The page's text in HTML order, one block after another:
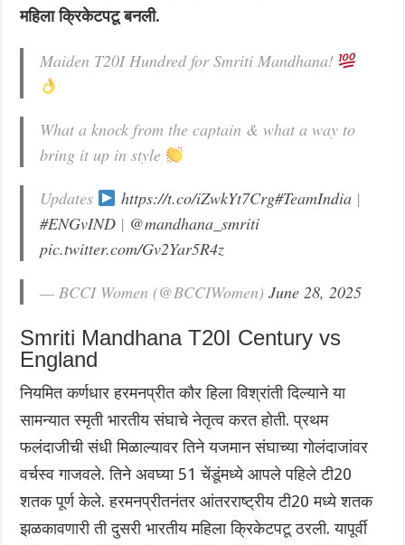
महिला क्रिकेटपटू बनली.
Maiden T20I Hundred for Smriti Mandhana!
What a knock from the captain & what a way to
bring it up in style
Updates
https://t.co/iZwkYt7Crg#TeamIndia|
#ENGvIND | @mandhana_smriti
pic.twitter.com/Gv2Yar5R4z
— BCCI Women (@BCCIWomen)June 28, 2025
Smriti Mandhana T20I Century vs
England
नियमित कर्णधार हरमनप्रीत कौर हिला विश्रांती दिल्याने या
सामन्यात स्मृती भारतीय संघाचे नेतृत्व करत होती. प्रथम
फलंदाजीची संधी मिळाल्यावर तिने यजमान संघाच्या गोलंदाजांवर
वर्चस्व गाजवले. तिने अवघ्या 51 चेंडूंमध्ये आपले पहिले टी20
शतक पूर्ण केले. हरमनप्रीतनंतर आंतरराष्ट्रीय टी20 मध्ये शतक
झळकावणारी ती दुसरी भारतीय महिला क्रिकेटपटू ठरली‌. यापूर्वी